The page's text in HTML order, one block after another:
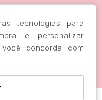
tecnologias para
e personalizar
concorda com